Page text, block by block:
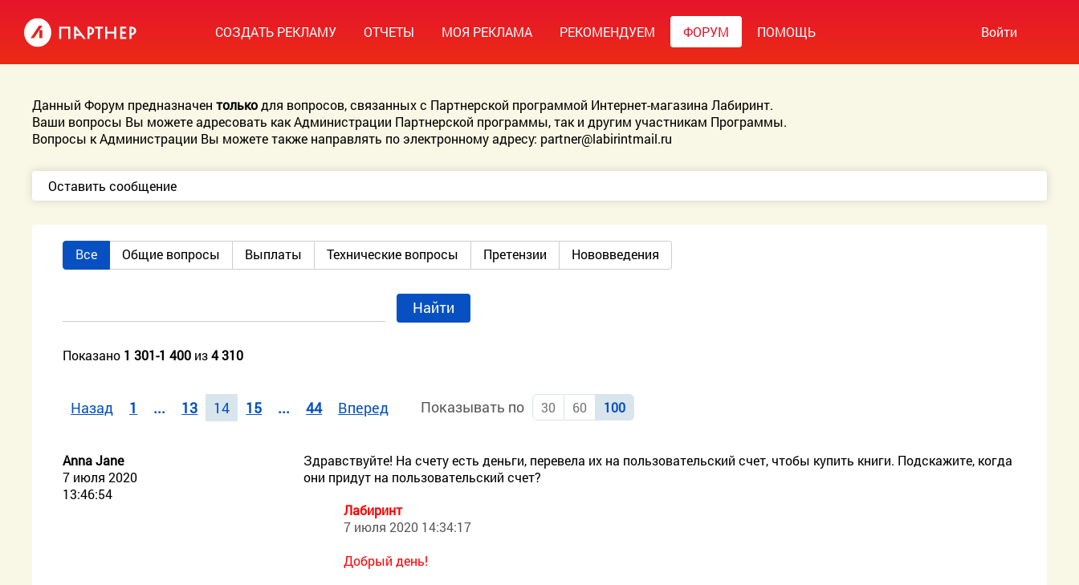
СОЗДАТЬ РЕКЛАМУ ОТЧЕТЫ МОЯ РЕКЛАМА РЕКОМЕНДУЕМ ФОРУМ ПОМОЩЬ Войти
Данный Форум предназначентолькодля вопросов, связанных с Партнерской программой Интернет-магазина Лабиринт.
Ваши вопросы Вы можете адресовать как Администрации Партнерской программы, так и другим участникам Программы.
Вопросы к Администрации Вы можете также направлять по электронному адресу: partner@labirintmail.ru
Оставить сообщение
Все Общие вопросы Выплаты Технические вопросы Претензии Нововведения
Найти
Показано 1 301-1 400 из4 310
Назад 1 ... 13 14 15 ... 44 Вперед Показывать по 30 60 100
Anna Jane
7 июля 2020
13:46:54
Здравствуйте! На счету есть деньги, перевела их на пользовательский счет, чтобы купить книги. Подскажите, когда
они придут на пользовательский счет?
Лабиринт
7 июля 2020 14:34:17
Добрый день!